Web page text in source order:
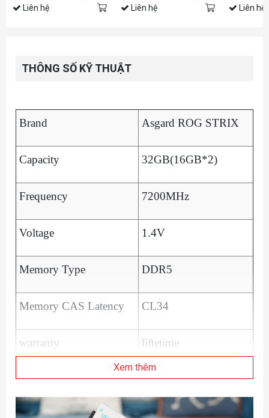
Liên hệ Liên hệ
Liên hệ
THÔNG SỐ KỸ THUẬT
Brand Asgard ROG STRIX
Capacity 32GB(16GB*2)
Frequency 7200MHz
Voltage 1.4V
Memory Type DDR5
Memory CAS Latency CL34
warranty liftetime
Xem thêm